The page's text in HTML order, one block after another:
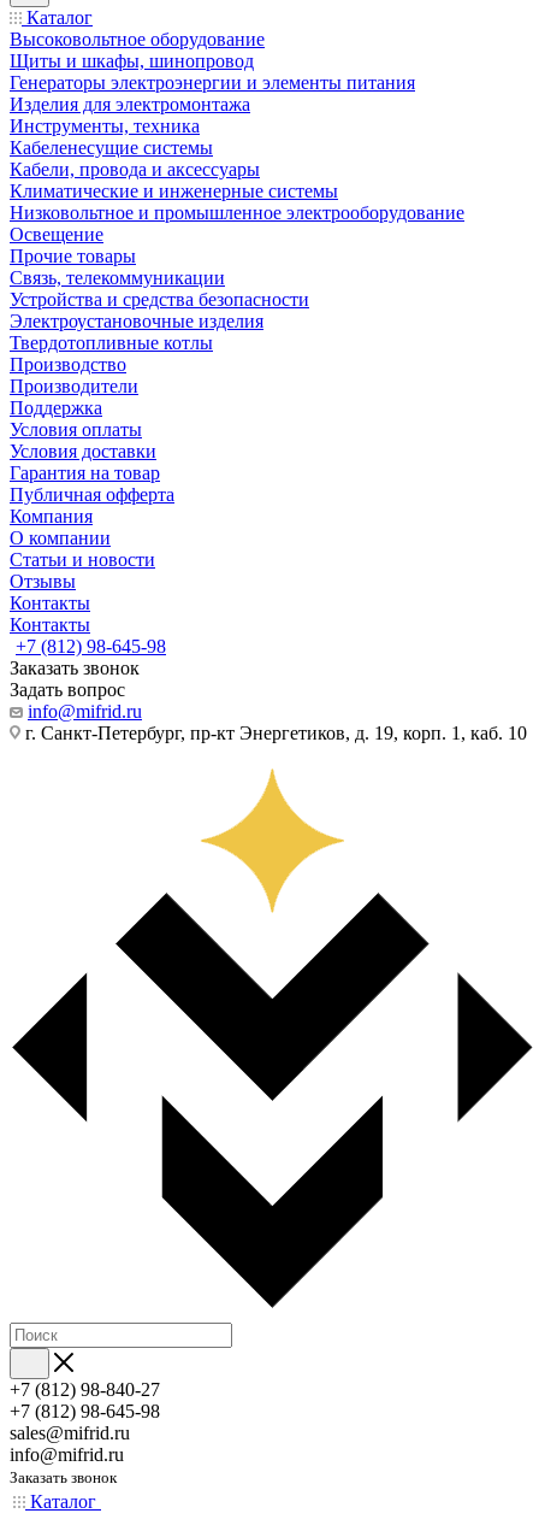
Каталог
Высоковольтное оборудование
Щиты и шкафы, шинопровод
Генераторы электроэнергии и элементы питания
Изделия для электромонтажа
Инструменты, техника
Кабеленесущие системы
Кабели, провода и аксессуары
Климатические и инженерные системы
Низковольтное и промышленное электрооборудование
Освещение
Прочие товары
Связь, телекоммуникации
Устройства и средства безопасности
Электроустановочные изделия
Твердотопливные котлы
Производство
Производители
Поддержка
Условия оплаты
Условия доставки
Гарантия на товар
Публичная офферта
Компания
О компании
Статьи и новости
Отзывы
Контакты
Контакты
+7 (812) 98-645-98
Заказать звонок
Задать вопрос
info@mifrid.ru
г. Санкт-Петербург, пр-кт Энергетиков, д. 19, корп. 1, каб. 10
+7 (812) 98-840-27
+7 (812) 98-645-98
sales@mifrid.ru
info@mifrid.ru
Заказать звонок
Каталог